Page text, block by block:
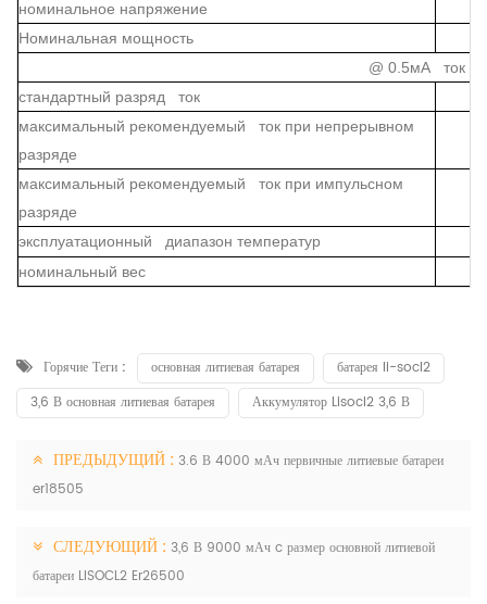
номинальное напряжение
Номинальная мощность
@ 0.5мА ток
стандартный разряд ток
максимальный рекомендуемый ток при непрерывном
разряде
максимальный рекомендуемый ток при импульсном
разряде
эксплуатационный диапазон температур
номинальный вес
Горячие Теги : основная литиевая батарея
батарея li-socl2
3,6 В основная литиевая батарея
Аккумулятор Lisocl2 3,6 В
ПРЕДЫДУЩИЙ : 3.6 В 4000 мАч первичные литиевые батареи
er18505
СЛЕДУЮЩИЙ : 3,6 В 9000 мАч c размер основной литиевой
батареи LISOCL2 Er26500